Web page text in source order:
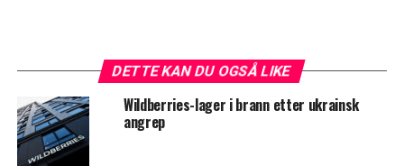
DETTE KAN DU OGSÅ LIKE
Wildberries-lager i brann etter ukrainsk
angrep